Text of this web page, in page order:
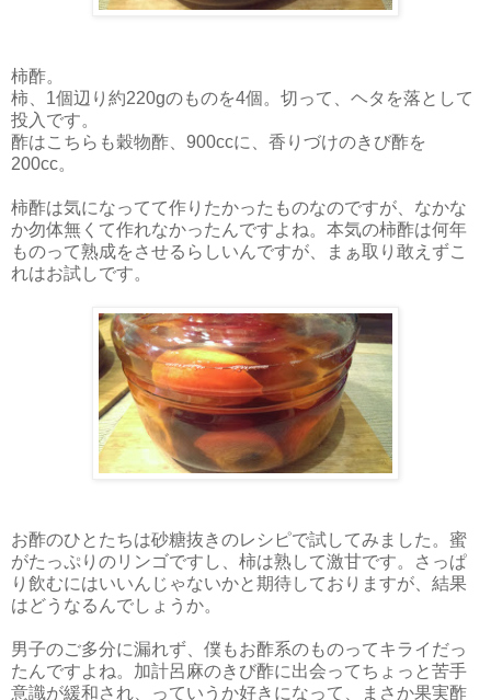
柿酢。
柿、1個辺り約220gのものを4個。切って、ヘタを落として
投入です。
酢はこちらも穀物酢、900ccに、香りづけのきび酢を
200cc。
柿酢は気になってて作りたかったものなのですが、なかな
か勿体無くて作れなかったんですよね。本気の柿酢は何年
ものって熟成をさせるらしいんですが、まぁ取り敢えずこ
れはお試しです。
お酢のひとたちは砂糖抜きのレシピで試してみました。蜜
がたっぷりのリンゴですし、柿は熟して激甘です。さっぱ
り飲むにはいいんじゃないかと期待しておりますが、結果
はどうなるんでしょうか。
男子のご多分に漏れず、僕もお酢系のものってキライだっ
たんですよね。加計呂麻のきび酢に出会ってちょっと苦手
意識が緩和され、っていうか好きになって、まさか果実酢